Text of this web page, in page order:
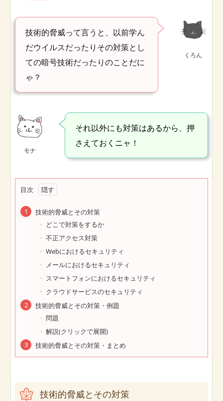
くろん
技術的脅威って言うと、以前学ん
だウイルスだったりその対策とし
ての暗号技術だったりのことだに
ゃ？
モナ
それ以外にも対策はあるから、押
さえておくニャ！
目次
技術的脅威とその対策
どこで対策をするか
不正アクセス対策
Webにおけるセキュリティ
メールにおけるセキュリティ
スマートフォンにおけるセキュリティ
クラウドサービスのセキュリティ
技術的脅威とその対策・例題
問題
解説(クリックで展開)
技術的脅威とその対策・まとめ
技術的脅威とその対策